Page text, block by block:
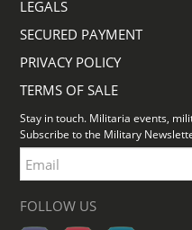
LEGALS
SECURED PAYMENT
PRIVACY POLICY
TERMS OF SALE
Stay in touch. Militaria events,
Subscribe to the Military
FOLLOW US